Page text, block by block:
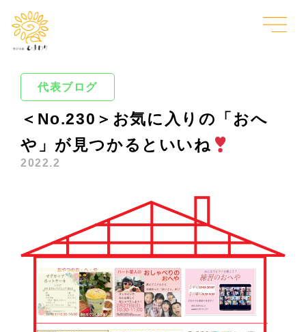
代表ブログ
＜No.230＞お気に入りの「おへ
や」が見つかるといいね
2022.2